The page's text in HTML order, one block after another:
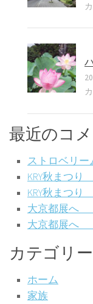
最近のコ
ストロベリー
KRY秋まつり
KRY秋まつり
大京都展へ
大京都展へ
カテゴリー
ホーム
家族